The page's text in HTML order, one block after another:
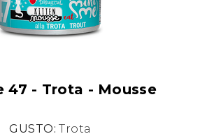
47 - Trota - Mousse
GUSTO:Trota